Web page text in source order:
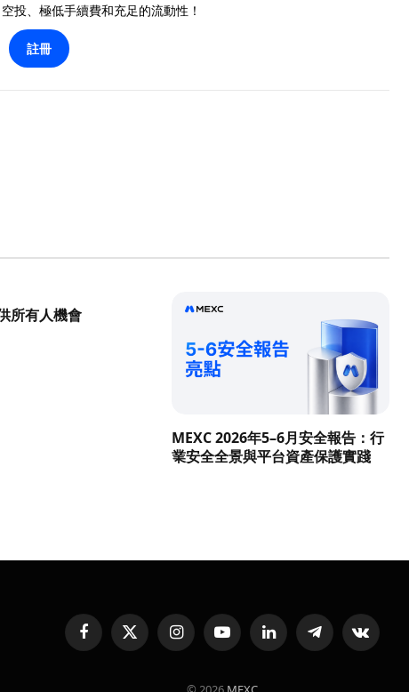
投、極低手續費和充足的流動性！
註冊
所有人機會
MEXC 2026年5–6月安全報告：行
業安全全景與平台資產保護實踐
FacebookX
(Twitter)
InstagramYouTubeLinkedInTelegramVKontakte